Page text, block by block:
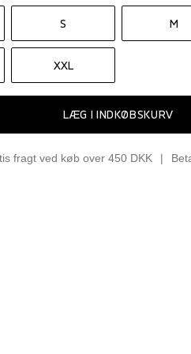
S M
XXL
LÆG I INDKØBSKURV
fragt ved køb over 450 DKK